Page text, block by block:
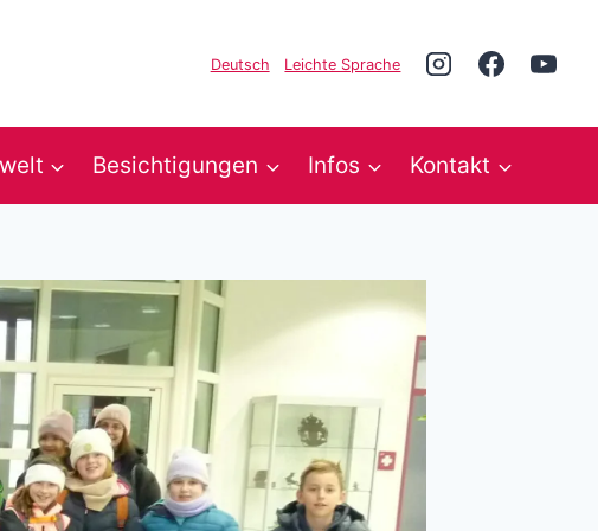
Deutsch Leichte Sprache
Besichtigungen Infos Kontakt